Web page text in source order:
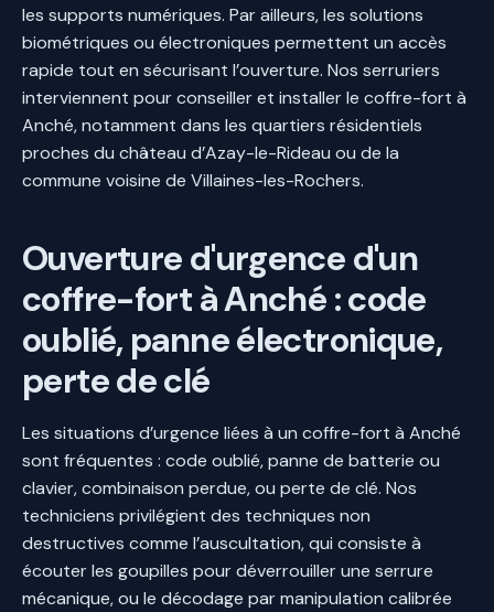
les supports numériques. Par ailleurs, les solutions
biométriques ou électroniques permettent un accès
rapide tout en sécurisant l’ouverture. Nos serruriers
interviennent pour conseiller et installer le coffre-fort à
Anché, notamment dans les quartiers résidentiels
proches du château d’Azay-le-Rideau ou de la
commune voisine de Villaines-les-Rochers.
Ouverture d'urgence d'un
coffre-fort à Anché : code
oublié, panne électronique,
perte de clé
Les situations d’urgence liées à un coffre-fort à Anché
sont fréquentes : code oublié, panne de batterie ou
clavier, combinaison perdue, ou perte de clé. Nos
techniciens privilégient des techniques non
destructives comme l’auscultation, qui consiste à
écouter les goupilles pour déverrouiller une serrure
mécanique, ou le décodage par manipulation calibrée